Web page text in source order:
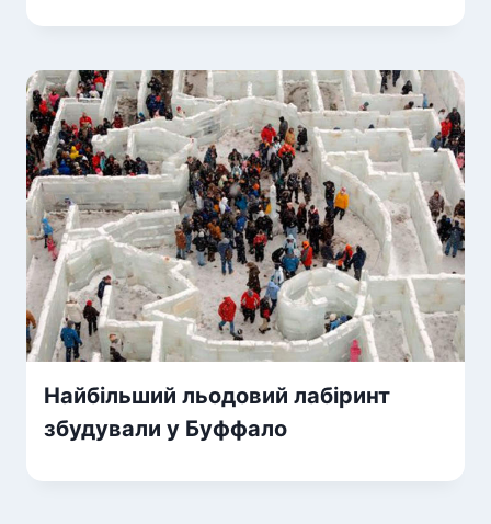
Найбільший льодовий лабіринт
збудували у Буффало